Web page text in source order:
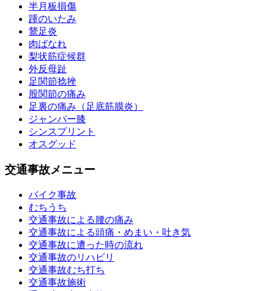
半月板損傷
踵のいたみ
鵞足炎
肉ばなれ
梨状筋症候群
外反母趾
足関節捻挫
股関節の痛み
足裏の痛み（足底筋膜炎）
ジャンパー膝
シンスプリント
オスグッド
交通事故メニュー
バイク事故
むちうち
交通事故による腰の痛み
交通事故による頭痛・めまい・吐き気
交通事故に遭った時の流れ
交通事故のリハビリ
交通事故むち打ち
交通事故施術